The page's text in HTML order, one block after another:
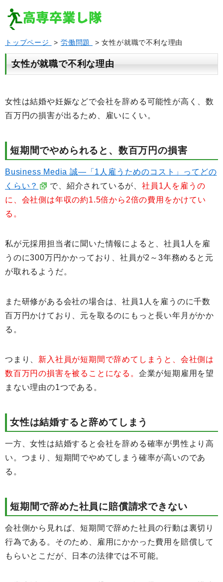
トップページ >労働問題 > 女性が就職で不利な理由
女性が就職で不利な理由
女性は結婚や妊娠などで会社を辞める可能性が高く、数
百万円の損害が出るため、雇いにくい。
短期間でやめられると、数百万円の損害
Business Media 誠―「1人雇うためのコスト」ってどの
くらい？
で、紹介されているが、社員1人を雇うの
に、会社側は年収の約1.5倍から2倍の費用をかけてい
る。
私が元採用担当者に聞いた情報によると、社員1人を雇
うのに300万円かかっており、社員が2～3年務めると元
が取れるようだ。
また研修がある会社の場合は、社員1人を雇うのに千数
百万円かけており、元を取るのにもっと長い年月がかか
る。
つまり、 新入社員が短期間で辞めてしまうと、会社側は
数百万円の損害を被ることになる。 企業が短期雇用を望
まない理由の1つである。
女性は結婚すると辞めてしまう
一方、女性は結婚すると会社を辞める確率が男性より高
い。つまり、短期間でやめてしまう確率が高いのであ
る。
短期間で辞めた社員に賠償請求できない
会社側から見れば、短期間で辞めた社員の行動は裏切り
行為である。そのため、雇用にかかった費用を賠償して
もらいとこだが、日本の法律では不可能。